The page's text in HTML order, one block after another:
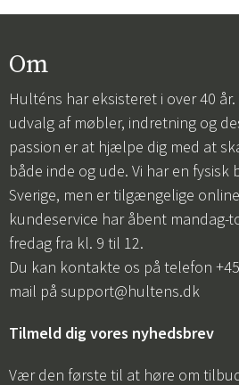
Om
Hulténs har eksisteret i over 40
udvalg af møbler, indretning og
passion er at hjælpe dig med at
både inde og ude. Vi har en fysisk
Sverige, men er tilgængelige
kundeservice har åbent mandag-
fredag fra kl. 9 til 12.
Du kan kontakte os på telefon
mail på support@hultens.dk
Tilmeld dig vores nyhedsbrev
Vær den første til at høre om